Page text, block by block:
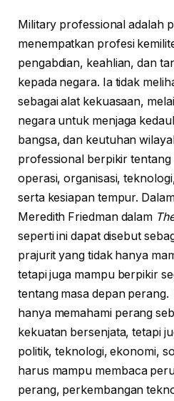
Military professional adalah
menempatkan profesi
pengabdian, keahlian, dan
kepada negara. Ia tidak
sebagai alat kekuasaan,
negara untuk menjaga
bangsa, dan keutuhan
professional berpikir
operasi, organisasi,
serta kesiapan tempur.
Meredith Friedman dalam
seperti ini dapat disebut
prajurit yang tidak hanya
tetapi juga mampu berpikir
tentang masa depan
hanya memahami perang
kekuatan bersenjata, tetapi
politik, teknologi, ekonomi,
harus mampu membaca
perang, perkembangan